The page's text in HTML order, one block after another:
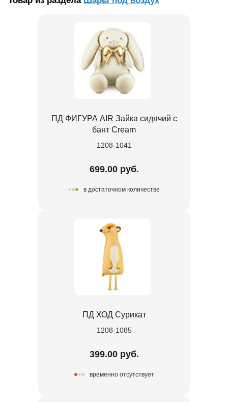
ПД ФИГУРА AIR Зайка сидячий с
бант Cream
1208-1041
699.00 руб.
в достаточном количестве
ПД ХОД Сурикат
1208-1085
399.00 руб.
временно отсутствует